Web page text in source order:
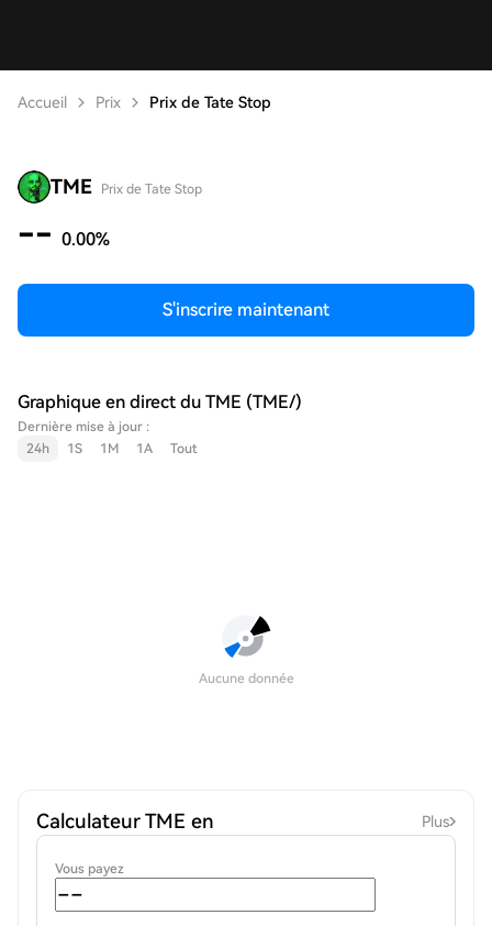
Accueil Prix Prix de Tate Stop
TME Prix de Tate Stop
-- 0.00%
S'inscrire maintenant
Graphique en direct du TME (TME/)
Dernière mise à jour :
24h
1S 1M 1A Tout
Aucune donnée
Calculateur TME en Plus
Vous payez